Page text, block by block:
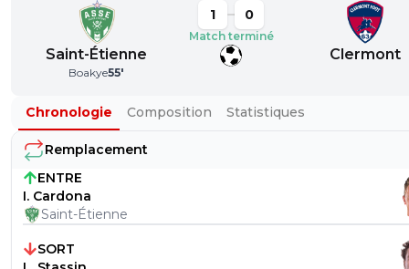
Saint-Étienne
Boakye55'
1 0
Match terminé
Clermont
Chronologie Composition Statistiques
Remplacement
ENTRE
I. Cardona
Saint-Étienne
SORT